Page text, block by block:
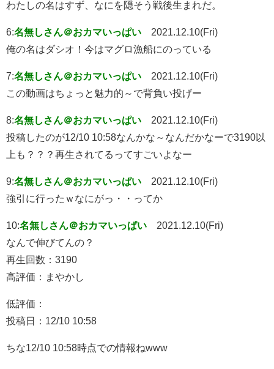
わたしの名はすず、なにを隠そう戦後生まれだ。
6:名無しさん＠おカマいっぱい
2021.12.10(Fri)
俺の名はダシオ！今はマグロ漁船にのっている
7:名無しさん＠おカマいっぱい
2021.12.10(Fri)
この動画はちょっと魅力的～で背負い投げー
8:名無しさん＠おカマいっぱい
2021.12.10(Fri)
投稿したのが12/10 10:58なんかな～なんだかなーで3190以
上も？？？再生されてるってすごいよなー
9:名無しさん＠おカマいっぱい
2021.12.10(Fri)
強引に行ったｗなにがっ・・ってか
10:名無しさん＠おカマいっぱい
2021.12.10(Fri)
なんで伸びてんの？
再生回数：3190
高評価：まやかし
低評価：
投稿日：12/10 10:58
ちな12/10 10:58時点での情報ねwww